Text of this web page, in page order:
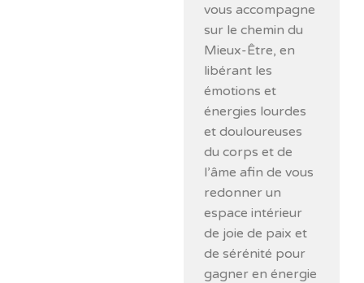
vous accompagne
sur le chemin du
Mieux-Être, en
libérant les
émotions et
énergies lourdes
et douloureuses
du corps et de
l’âme afin de vous
redonner un
espace intérieur
de joie de paix et
de sérénité pour
gagner en énergie